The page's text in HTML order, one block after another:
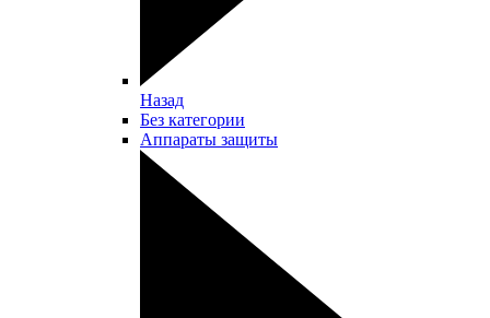
Назад
Без категории
Аппараты защиты